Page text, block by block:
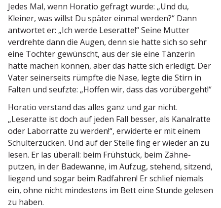
Jedes Mal, wenn Horatio gefragt wurde: „Und du,
Kleiner, was willst Du später einmal werden?“ Dann
antwortet er: „Ich werde Leseratte!“ Seine Mutter
verdrehte dann die Augen, denn sie hatte sich so sehr
eine Tochter gewünscht, aus der sie eine Tänzerin
hätte machen können, aber das hatte sich erledigt. Der
Vater seiner­seits rümpfte die Nase, legte die Stirn in
Falten und seufzte: „Hoffen wir, dass das vorübergeht!“
Horatio verstand das alles ganz und gar nicht.
„Leseratte ist doch auf jeden Fall besser, als Kanal­ratte
oder Labor­ratte zu werden!“, erwiderte er mit einem
Schul­ter­zucken. Und auf der Stelle fing er wieder an zu
lesen. Er las überall: beim Frühstück, beim Zähne­
putzen, in der Badewanne, im Aufzug, stehend, sitzend,
liegend und sogar beim Radfahren! Er schlief niemals
ein, ohne nicht mindestens im Bett eine Stunde gelesen
zu haben.